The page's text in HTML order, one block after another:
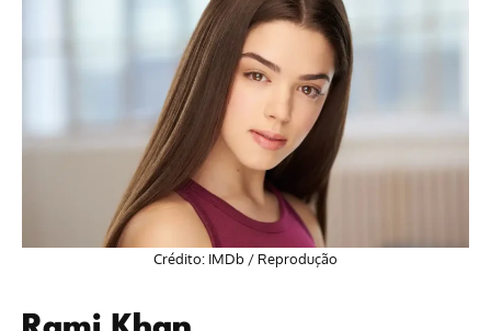
Crédito: IMDb / Reprodução